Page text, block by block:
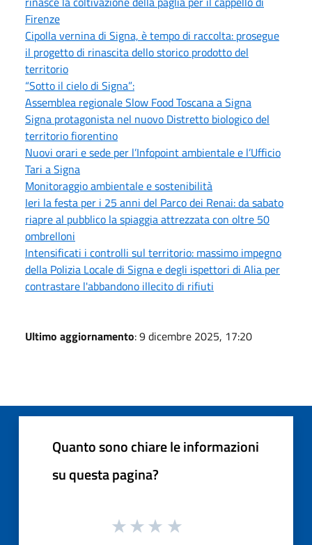
Firenze
Cipolla vernina di Signa, è tempo di raccolta: prosegue
il progetto di rinascita dello storico prodotto del
territorio
“Sotto il cielo di Signa”:
Assemblea regionale Slow Food Toscana a Signa
Signa protagonista nel nuovo Distretto biologico del
territorio fiorentino
Nuovi orari e sede per l’Infopoint ambientale e l’Ufficio
Tari a Signa
Monitoraggio ambientale e sostenibilità
Ieri la festa per i 25 anni del Parco dei Renai: da sabato
riapre al pubblico la spiaggia attrezzata con oltre 50
ombrelloni
Intensificati i controlli sul territorio: massimo impegno
della Polizia Locale di Signa e degli ispettori di Alia per
contrastare l'abbandono illecito di rifiuti
Ultimo aggiornamento: 9 dicembre 2025, 17:20
Quanto sono chiare le informazioni
su questa pagina?